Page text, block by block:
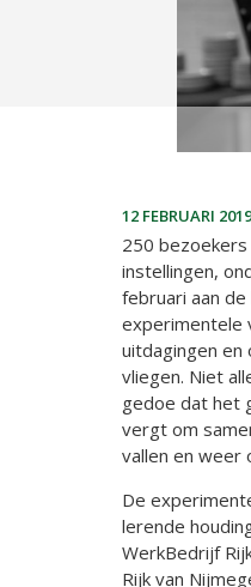
12 FEBRUARI 2019
250
instellingen,
februari aan
experimentele
uitdagingen en
vliegen. Niet
gedoe dat het
vergt om
vallen en weer
De
lerende
WerkBedrijf
Rijk van